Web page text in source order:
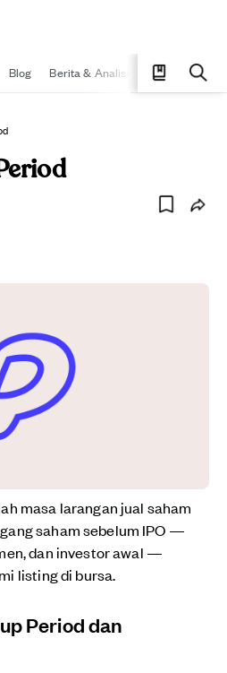
Blog Berita & Analisis Pelajari
masa larangan jual saham
saham sebelum IPO —
dan investor awal —
listing di bursa.
Period dan